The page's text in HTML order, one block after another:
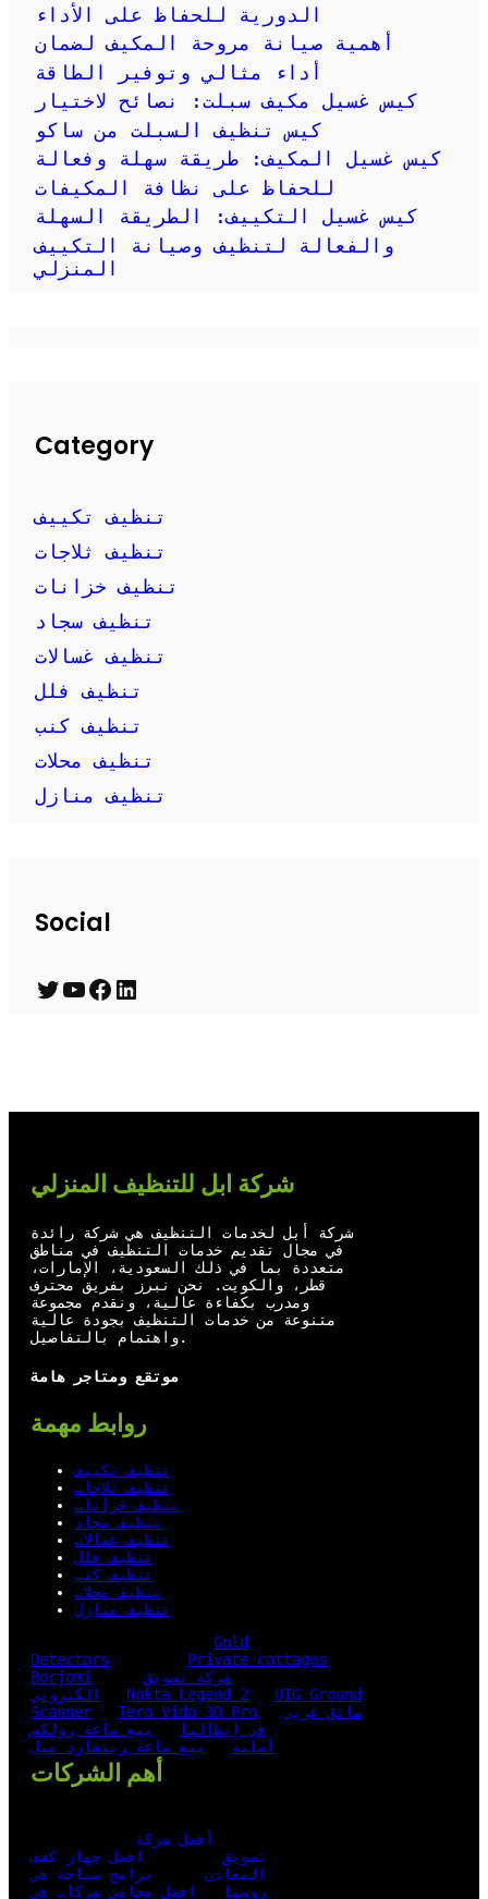
الدورية للحفاظ على الأداء
أهمية صيانة مروحة المكيف لضمان
أداء مثالي وتوفير الطاقة
كيس غسيل مكيف سبلت: نصائح لاختيار
كيس تنظيف السبلت من ساكو
كيس غسيل المكيف: طريقة سهلة وفعالة
للحفاظ على نظافة المكيفات
كيس غسيل التكييف: الطريقة السهلة
والفعالة لتنظيف وصيانة التكييف
المنزلي
Category
تنظيف تكييف
تنظيف ثلاجات
تنظيف خزانات
تنظيف سجاد
تنظيف غسالات
تنظيف فلل
تنظيف كنب
تنظيف محلات
تنظيف منازل
Social
T
t
e
Y
T
b
F
e
o
k
L
k
d
n
شركة ابل للتنظيف المنزلي
شركة أبل لخدمات التنظيف هي شركة رائدة
في مجال تقديم خدمات التنظيف في مناطق
متعددة بما في ذلك السعودية، الإمارات،
قطر، والكويت. نحن نبرز بفريق محترف
ومدرب بكفاءة عالية، ونقدم مجموعة
متنوعة من خدمات التنظيف بجودة عالية
واهتمام بالتفاصيل.
موتقع ومتاجر هامة
روابط مهمة
تنظيف تكييف
تنظيف ثلاجات
تنظيف خزانات
تنظيف سجاد
تنظيف غسالات
تنظيف فلل
تنظيف كنب
تنظيف محلات
تنظيف منازل
Gold
Detectors
Private cottages
Borjomi
شركة تسويق
الكتروني
Nokta Legend 2
UIG Ground
Scanner
Tero Vido 3D Pro
سائق عربي
في إيطاليا
بيع ساعة رولكس
أصلية
بيع ساعة ريتشارد ميل
أهم الشركات
أفضل شركة
تسويق
افضل جهاز كشف
المعادن
برامج سياحة في
روسيا
افضل محامي شركات في